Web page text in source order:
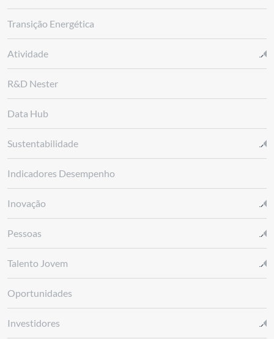
Transição Energética
Atividade
R&D Nester
Data Hub
Sustentabilidade
Indicadores Desempenho
Inovação
Pessoas
Talento Jovem
Oportunidades
Investidores